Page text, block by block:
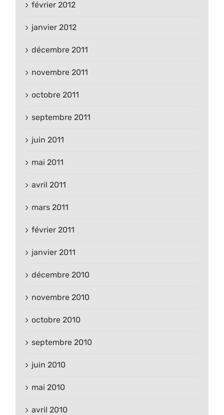
février 2012
janvier 2012
décembre 2011
novembre 2011
octobre 2011
septembre 2011
juin 2011
mai 2011
avril 2011
mars 2011
février 2011
janvier 2011
décembre 2010
novembre 2010
octobre 2010
septembre 2010
juin 2010
mai 2010
avril 2010